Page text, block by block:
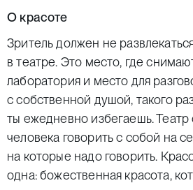
О красоте
Зритель должен не
в театре. Это место, где
лаборатория и место для
с собственной душой, такого
ты ежедневно избегаешь. Театр
человека говорить с собой на
на которые надо говорить.
одна: божественная красота,